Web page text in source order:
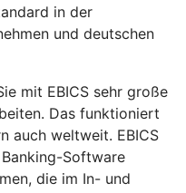
in der
und deutschen
mit EBICS sehr große
Das funktioniert
auch weltweit. EBICS
Software
die im In- und